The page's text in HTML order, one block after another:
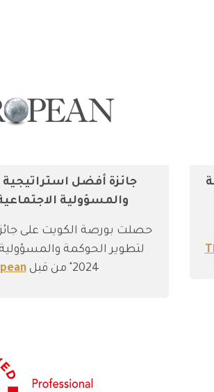
جائزة أفضل استراتيجية
والمسؤولية الاجتماعية
حصلت بورصة الكويت على
لتطوير الحوكمة والمسؤولية
2024" من قبل